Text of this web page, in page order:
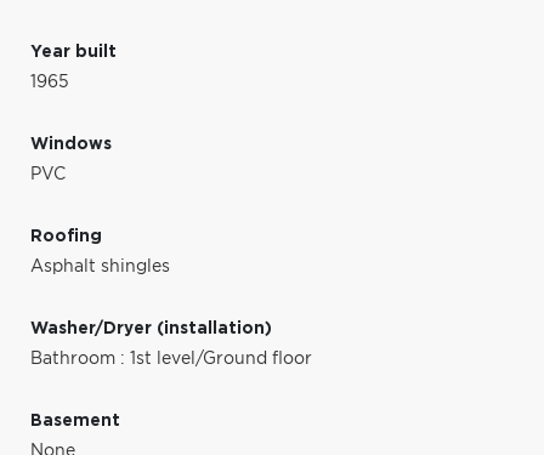
Year built
1965
Windows
PVC
Roofing
Asphalt shingles
Washer/Dryer (installation)
Bathroom : 1st level/Ground floor
Basement
None